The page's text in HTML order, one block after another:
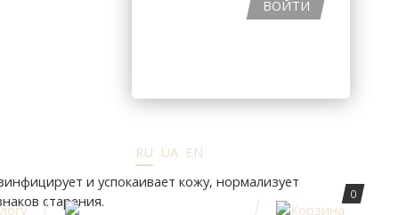
ВОЙТИ
RU UA EN
0
и успокаивает кожу, нормализует
старения.